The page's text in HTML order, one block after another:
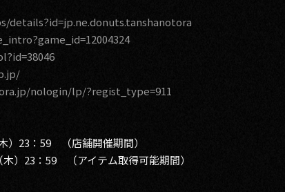
nologin/lp/?regist_type=911
）23：59 （店舗開催期間）
）23：59 （アイテム取得可能期間）